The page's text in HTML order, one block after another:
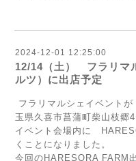
2024-12-01 12:25:00
12/14（土） フラリマ
ルツ）に出店予定
フラリマルシェイベント
玉県久喜市菖蒲町柴山枝郷
イベント会場内に
くことになりました。
今回のHARESORA FARM